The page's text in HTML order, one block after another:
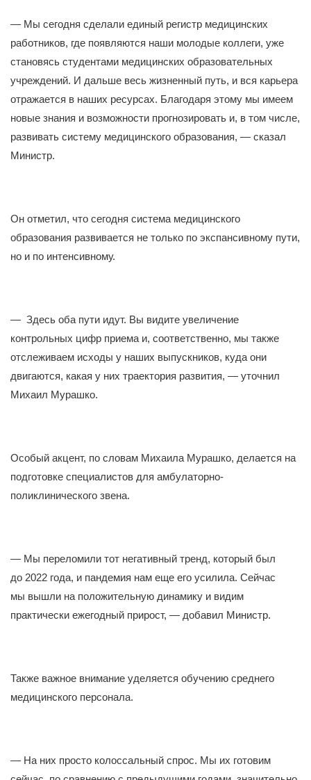
— Мы сегодня сделали единый регистр медицинских
работников, где появляются наши молодые коллеги, уже
становясь студентами медицинских образовательных
учреждений. И дальше весь жизненный путь, и вся карьера
отражается в наших ресурсах. Благодаря этому мы имеем
новые знания и возможности прогнозировать и, в том числе,
развивать систему медицинского образования, — сказал
Министр.
Он отметил, что сегодня система медицинского
образования развивается не только по экспансивному пути,
но и по интенсивному.
— Здесь оба пути идут. Вы видите увеличение
контрольных цифр приема и, соответственно, мы также
отслеживаем исходы у наших выпускников, куда они
двигаются, какая у них траектория развития, — уточнил
Михаил Мурашко.
Особый акцент, по словам Михаила Мурашко, делается на
подготовке специалистов для амбулаторно-
поликлинического звена.
— Мы переломили тот негативный тренд, который был
до 2022 года, и пандемия нам еще его усилила. Сейчас
мы вышли на положительную динамику и видим
практически ежегодный прирост, — добавил Министр.
Также важное внимание уделяется обучению среднего
медицинского персонала.
— На них просто колоссальный спрос. Мы их готовим